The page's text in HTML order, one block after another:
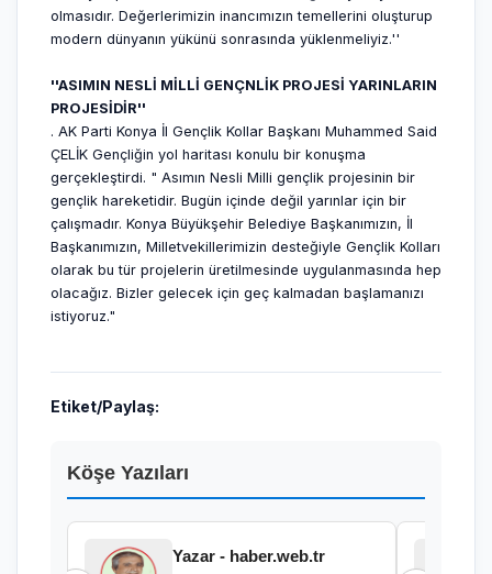
olmasıdır. Değerlerimizin inancımızın temellerini oluşturup
modern dünyanın yükünü sonrasında yüklenmeliyiz.''
''ASIMIN NESLİ MİLLİ GENÇNLİK PROJESİ YARINLARIN
PROJESİDİR''
. AK Parti Konya İl Gençlik Kollar Başkanı Muhammed Said
ÇELİK Gençliğin yol haritası konulu bir konuşma
gerçekleştirdi. " Asımın Nesli Milli gençlik projesinin bir
gençlik hareketidir. Bugün içinde değil yarınlar için bir
çalışmadır. Konya Büyükşehir Belediye Başkanımızın, İl
Başkanımızın, Milletvekillerimizin desteğiyle Gençlik Kolları
olarak bu tür projelerin üretilmesinde uygulanmasında hep
olacağız. Bizler gelecek için geç kalmadan başlamanızı
istiyoruz."
Etiket/Paylaş:
Köşe Yazıları
Yazar - haber.web.tr